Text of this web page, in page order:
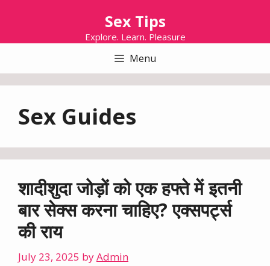
Sex Tips
Explore. Learn. Pleasure
Menu
Sex Guides
शादीशुदा जोड़ों को एक हफ्ते में इतनी
बार सेक्स करना चाहिए? एक्सपर्ट्स
की राय
July 23, 2025 byAdmin